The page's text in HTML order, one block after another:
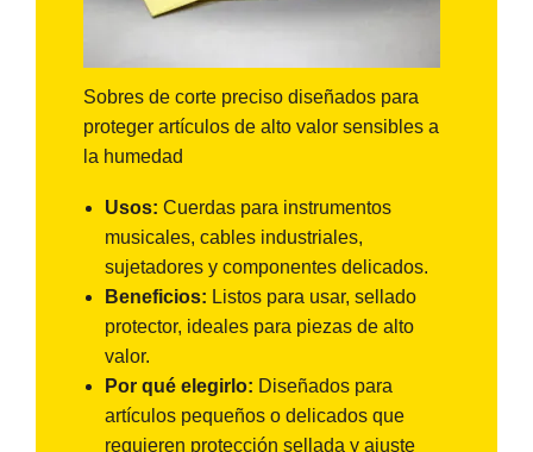
Sobres de corte preciso diseñados para
proteger artículos de alto valor sensibles a
la humedad
Usos: Cuerdas para instrumentos
musicales, cables industriales,
sujetadores y componentes delicados.
Beneficios: Listos para usar, sellado
protector, ideales para piezas de alto
valor.
Por qué elegirlo: Diseñados para
artículos pequeños o delicados que
requieren protección sellada y ajuste